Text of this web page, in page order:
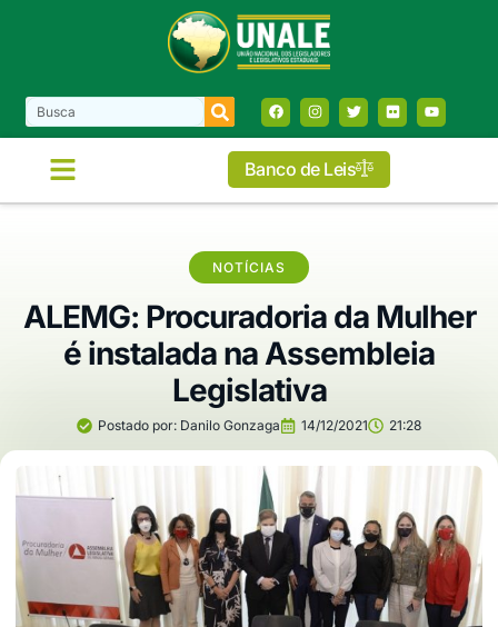
Banco de Leis
NOTÍCIAS
ALEMG: Procuradoria da Mulher
é instalada na Assembleia
Legislativa
Postado por: Danilo Gonzaga 14/12/2021 21:28